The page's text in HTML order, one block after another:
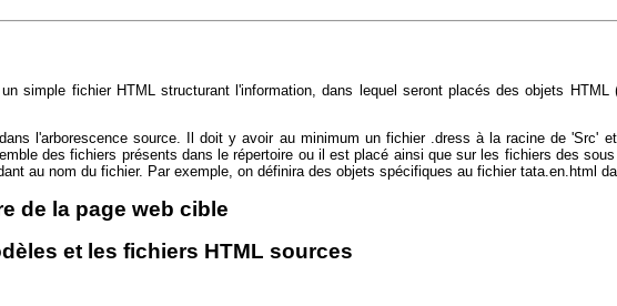
simple fichier HTML structurant l'information, dans lequel seront placés des objets
l'arborescence source. Il doit y avoir au minimum un fichier .dress à la racine de 'Src'
des fichiers présents dans le répertoire ou il est placé ainsi que sur les fichiers des
au nom du fichier. Par exemple, on définira des objets spécifiques au fichier tata.en.html
de la page web cible
et les fichiers HTML sources